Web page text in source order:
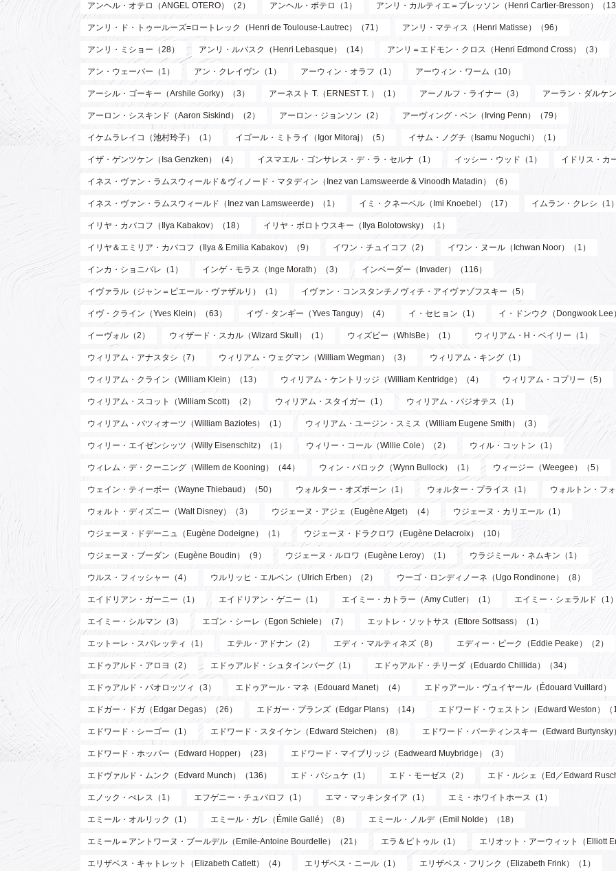
アンヘル・オテロ（ANGEL OTERO）（2） アンヘル・ボテロ（1） アンリ・カルティエ＝ブレッソン（Henri Cartier-Bresson）（
アンリ・ド・トゥールーズ=ロートレック（Henri de Toulouse-Lautrec）（71） アンリ・マティス（Henri Matisse）（96）
アンリ・ミショー（28） アンリ・ルバスク（Henri Lebasque）（14） アンリ＝エドモン・クロス（Henri Edmond Cross）（3）
アン・ウェーバー（1） アン・クレイヴン（1） アーウィン・オラフ（1） アーウィン・ワーム（10）
アーシル・ゴーキー（Arshile Gorky）（3） アーネスト T.（ERNEST T. ）（1） アーノルフ・ライナー（3） アーラン・ダルケ
アーロン・シスキンド（Aaron Siskind）（2） アーロン・ジョンソン（2） アーヴィング・ペン（Irving Penn）（79）
イケムラレイコ（池村玲子）（1） イゴール・ミトライ（Igor Mitoraj）（5） イサム・ノグチ（Isamu Noguchi）（1）
イザ・ゲンツケン（Isa Genzken）（4） イスマエル・ゴンサレス・デ・ラ・セルナ（1） イッシー・ウッド（1） イドリス・カ
イネス・ヴァン・ラムスウィールド＆ヴィノード・マタディン（Inez van Lamsweerde & Vinoodh Matadin）（6）
イネス・ヴァン・ラムスウィールド（Inez van Lamsweerde）（1） イミ・クネーベル（Imi Knoebel）（17） イムラン・クレシ（1
イリヤ・カバコフ（Ilya Kabakov）（18） イリヤ・ボロトウスキー（Ilya Bolotowsky）（1）
イリヤ＆エミリア・カバコフ（Ilya & Emilia Kabakov）（9） イワン・チュイコフ（2） イワン・ヌール（Ichwan Noor）（1）
インカ・ショニバレ（1） インゲ・モラス（Inge Morath）（3） インベーダー（Invader）（116）
イヴァラル（ジャン＝ピエール・ヴァザルリ）（1） イヴァン・コンスタンチノヴィチ・アイヴァゾフスキー（5）
イヴ・クライン（Yves Klein）（63） イヴ・タンギー（Yves Tanguy）（4） イ・セヒョン（1） イ・ドンウク（Dongwook Lee
イーヴォル（2） ウィザード・スカル（Wizard Skull）（1） ウィズビー（WhIsBe）（1） ウィリアム・H・ベイリー（1）
ウィリアム・アナスタシ（7） ウィリアム・ウェグマン（William Wegman）（3） ウィリアム・キング（1）
ウィリアム・クライン（William Klein）（13） ウィリアム・ケントリッジ（William Kentridge）（4） ウィリアム・コプリー（5）
ウィリアム・スコット（William Scott）（2） ウィリアム・スタイガー（1） ウィリアム・バジオテス（1）
ウィリアム・バツィオーツ（William Baziotes）（1） ウィリアム・ユージン・スミス（William Eugene Smith）（3）
ウィリー・エイゼンシッツ（Willy Eisenschitz）（1） ウィリー・コール（Willie Cole）（2） ウィル・コットン（1）
ウィレム・デ・クーニング（Willem de Kooning）（44） ウィン・バロック（Wynn Bullock）（1） ウィージー（Weegee）（5）
ウェイン・ティーボー（Wayne Thiebaud）（50） ウォルター・オズボーン（1） ウォルター・プライス（1） ウォルトン・フ
ウォルト・ディズニー（Walt Disney）（3） ウジェーヌ・アジェ（Eugène Atget）（4） ウジェーヌ・カリエール（1）
ウジェーヌ・ドデーニュ（Eugène Dodeigne）（1） ウジェーヌ・ドラクロワ（Eugène Delacroix）（10）
ウジェーヌ・ブーダン（Eugène Boudin）（9） ウジェーヌ・ルロワ（Eugène Leroy）（1） ウラジミール・ネムキン（1）
ウルス・フィッシャー（4） ウルリッヒ・エルベン（Ulrich Erben）（2） ウーゴ・ロンディノーネ（Ugo Rondinone）（8）
エイドリアン・ガーニー（1） エイドリアン・ゲニー（1） エイミー・カトラー（Amy Cutler）（1） エイミー・シェラルド（1
エイミー・シルマン（3） エゴン・シーレ（Egon Schiele）（7） エットレ・ソットサス（Ettore Sottsass）（1）
エットーレ・スパレッティ（1） エテル・アドナン（2） エディ・マルティネズ（8） エディー・ピーク（Eddie Peake）（2）
エドゥアルド・アロヨ（2） エドゥアルド・シュタインバーグ（1） エドゥアルド・チリーダ（Eduardo Chillida）（34）
エドゥアルド・パオロッツィ（3） エドゥアール・マネ（Edouard Manet）（4） エドゥアール・ヴュイヤール（Édouard Vuillard）
エドガー・ドガ（Edgar Degas）（26） エドガー・プランズ（Edgar Plans）（14） エドワード・ウェストン（Edward Weston）（
エドワード・シーゴー（1） エドワード・スタイケン（Edward Steichen）（8） エドワード・バーティンスキー（Edward Burtynsky
エドワード・ホッパー（Edward Hopper）（23） エドワード・マイブリッジ（Eadweard Muybridge）（3）
エドヴァルド・ムンク（Edvard Munch）（136） エド・パシュケ（1） エド・モーゼス（2） エド・ルシェ（Ed／Edward
エノック・ぺレス（1） エフゲニー・チュバロフ（1） エマ・マッキンタイア（1） エミ・ホワイトホース（1）
エミール・オルリック（1） エミール・ガレ（Émile Gallé）（8） エミール・ノルデ（Emil Nolde）（18）
エミール＝アントワーヌ・ブールデル（Emile-Antoine Bourdelle）（21） エラ＆ピトゥル（1） エリオット・アーウィット（Elliott
エリザベス・キャトレット（Elizabeth Catlett）（4） エリザベス・ニール（1） エリザベス・フリンク（Elizabeth Frink）（1）